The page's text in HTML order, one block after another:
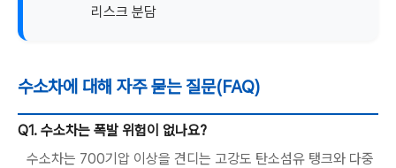
리스크 분담
수소차에 대해 자주 묻는 질문(FAQ)
Q1. 수소차는 폭발 위험이 없나요?
수소차는 700기압 이상을 견디는 고강도 탄소섬유 탱크와 다중